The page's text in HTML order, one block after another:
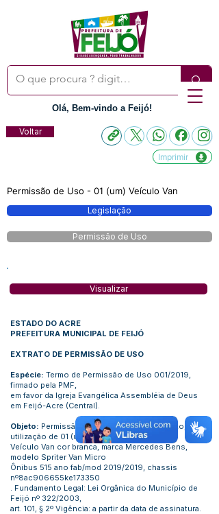
Olá, Bem-vindo a Feijó!
Voltar
Imprimir
Permissão de Uso - 01 (um) Veículo Van
Legislação
Permissão de Uso
Visualizar
ESTADO DO ACRE
PREFEITURA MUNICIPAL DE FEIJÓ
EXTRATO DE PERMISSÃO DE USO
Espécie: Termo de Permissão de Uso 001/2019,
firmado pela PMF,
em favor da Igreja Evangélica Assembléia de Deus
em Feijó-Acre (Central).
Objeto: Permissão de uso, em caráter gratuito, para
utilização de 01 (um)
Veículo Van cor branca, marca Mercedes Bens,
modelo Spriter Van Micro
Ônibus 515 ano fab/mod 2019/2019, chassis
nº8ac906655ke173350
. Fundamento Legal: Lei Orgânica do Município de
Feijó nº 322/2003,
art. 101, § 2º Vigência: a partir da data de assinatura.